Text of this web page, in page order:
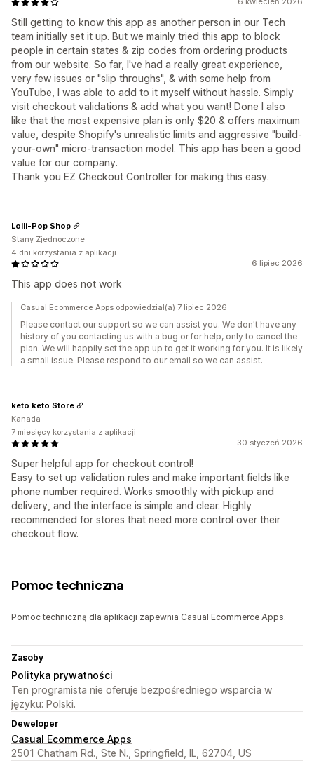
Still getting to know this app as another person in our Tech
team initially set it up. But we mainly tried this app to block
people in certain states & zip codes from ordering products
from our website. So far, I've had a really great experience,
very few issues or "slip throughs", & with some help from
YouTube, I was able to add to it myself without hassle. Simply
visit checkout validations & add what you want! Done I also
like that the most expensive plan is only $20 & offers maximum
value, despite Shopify's unrealistic limits and aggressive "build-
your-own" micro-transaction model. This app has been a good
value for our company.
Thank you EZ Checkout Controller for making this easy.
6 lipiec 2026
This app does not work
Lolli-Pop Shop
Stany Zjednoczone
4 dni korzystania z aplikacji
Casual Ecommerce Apps odpowiedział(a) 7 lipiec 2026
Please contact our support so we can assist you. We don't have any
history of you contacting us with a bug or for help, only to cancel the
plan. We will happily set the app up to get it working for you. It is likely
a small issue. Please respond to our email so we can assist.
30 styczeń 2026
Super helpful app for checkout control!
Easy to set up validation rules and make important fields like
phone number required. Works smoothly with pickup and
delivery, and the interface is simple and clear. Highly
recommended for stores that need more control over their
checkout flow.
keto keto Store
Kanada
7 miesięcy korzystania z aplikacji
Pomoc techniczna
Pomoc techniczną dla aplikacji zapewnia Casual Ecommerce Apps.
Zasoby
Polityka prywatności
Ten programista nie oferuje bezpośredniego wsparcia w
języku: Polski.
Deweloper
Casual Ecommerce Apps
2501 Chatham Rd., Ste N., Springfield, IL, 62704, US